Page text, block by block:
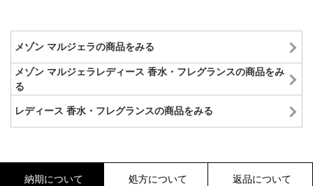
メゾン マルジェラの商品をみる
メゾン マルジェラレディース 香水・フレグランスの商品をみ
る
レディース 香水・フレグランスの商品をみる
納期について 処方について 返品について